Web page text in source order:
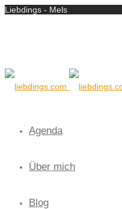
Liebdings - Mels
Agenda
Über mich
Blog